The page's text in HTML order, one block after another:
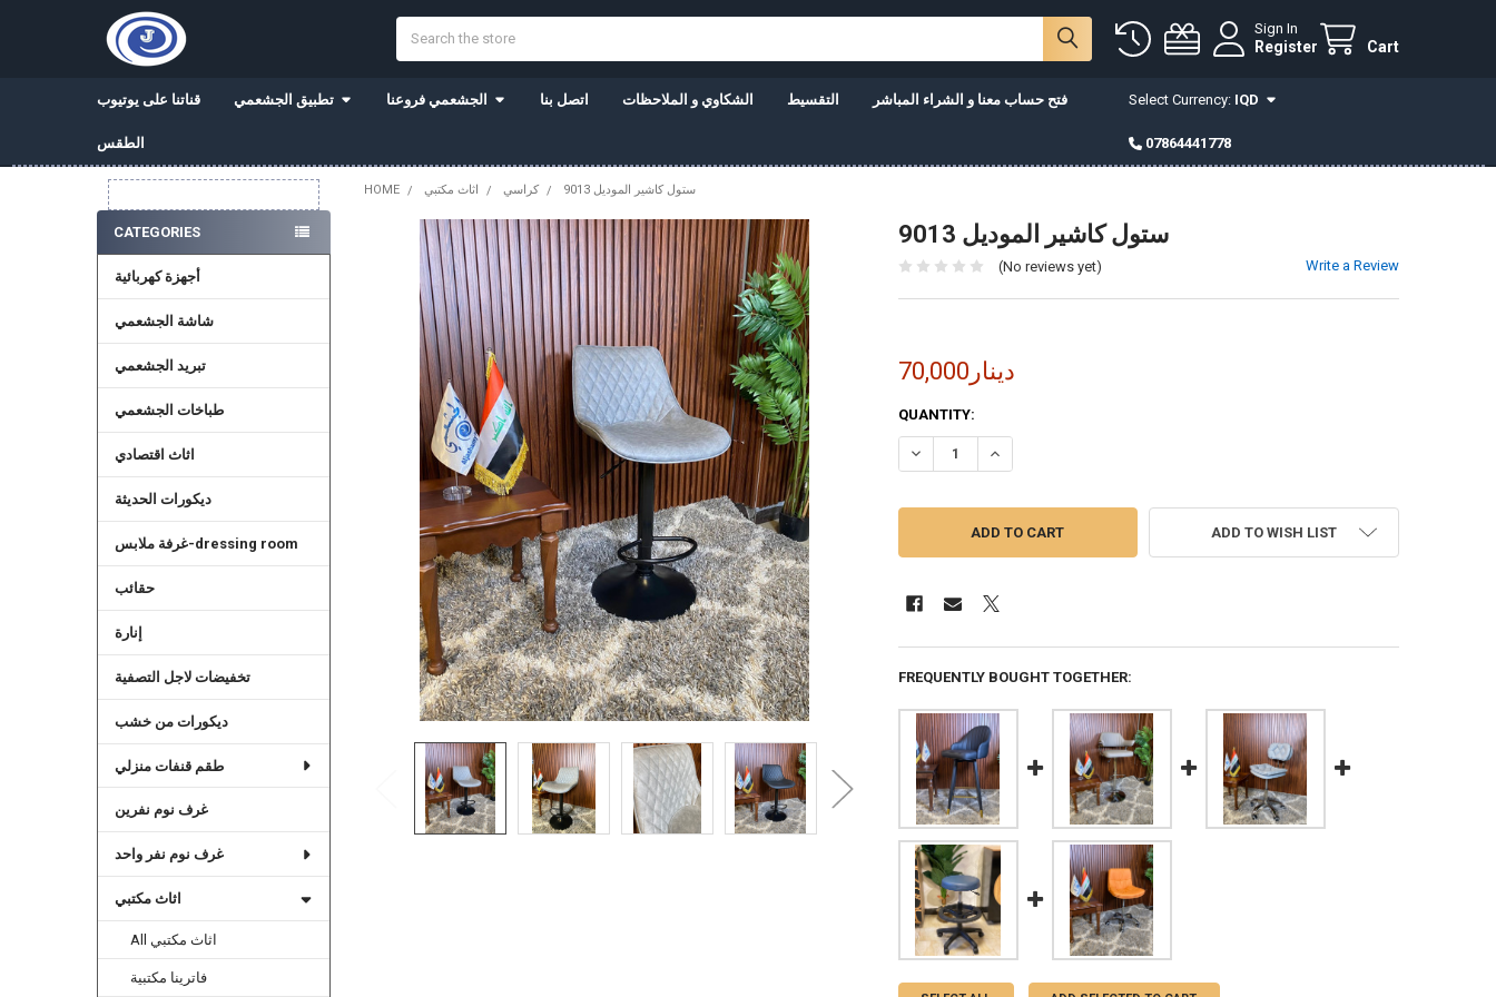
Sign In
Register Cart
قناتنا على يوتيوب تطبيق الجشعمي الجشعمي فروعنا اتصل بنا الشكاوي و الملاحظات التقسيط فتح حساب معنا و الشراء المباشر
الطقس
Select Currency: IQD
07864441778
Sidebar
CATEGORIES
أجهزة كهربائية
شاشة الجشعمي
تبريد الجشعمي
طباخات الجشعمي
اثاث اقتصادي
ديكورات الحديثة
غرفة ملابس-dressing room
حقائب
إنارة
تخفيضات لاجل التصفية
ديكورات من خشب
طقم قنفات منزلي
غرف نوم نفرين
غرف نوم نفر واحد
اثاث مكتبي
All اثاث مكتبي
فاترينا مكتبية
HOME اثاث مكتبي كراسي ستول كاشير الموديل 9013
ستول كاشير الموديل 9013
(No reviews yet) Write a Review
70,000دينار
CURRENT
STOCK:
QUANTITY:
ADD TO WISH LIST
FREQUENTLY BOUGHT TOGETHER: